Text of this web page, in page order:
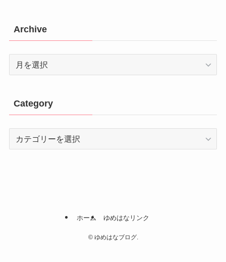
Archive
Archive
Category
Category
ホーム ゆめはなリンク
©ゆめはなブログ.